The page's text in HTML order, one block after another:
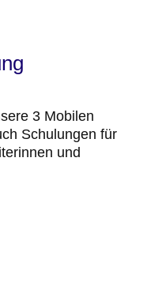
3 Mobilen
Schulungen für
und